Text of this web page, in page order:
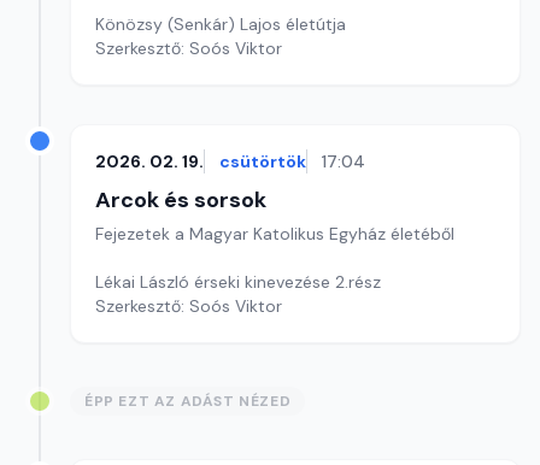
Könözsy (Senkár) Lajos életútja
Szerkesztő: Soós Viktor
2026. 02. 19. csütörtök 17:04
Arcok és sorsok
Fejezetek a Magyar Katolikus Egyház életéből
Lékai László érseki kinevezése 2.rész
Szerkesztő: Soós Viktor
ÉPP EZT AZ ADÁST NÉZED